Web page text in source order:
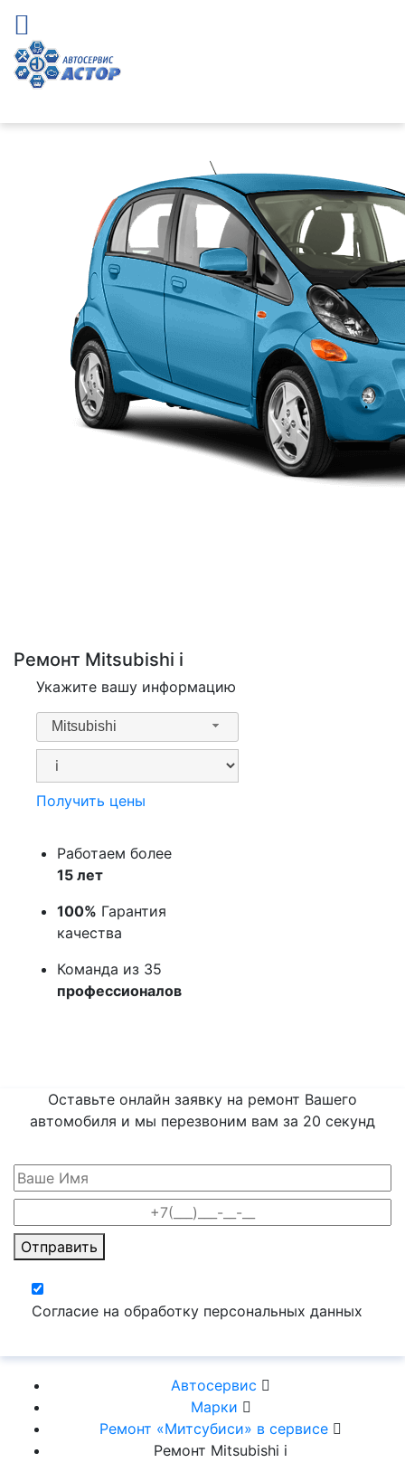
Ремонт Mitsubishi i
Укажите вашу информацию
Mitsubishi
Получить цены
Работаем более
15 лет
100% Гарантия
качества
Команда из 35
профессионалов
Оставьте онлайн заявку на ремонт Вашего
автомобиля и мы перезвоним вам за 20 секунд
Отправить
Согласие на обработку персональных данных
Автосервис
Марки
Ремонт «Митсубиси» в сервисе
Ремонт Mitsubishi i